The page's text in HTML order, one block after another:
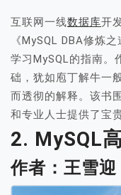
互联网一线数据库开
《MySQL DBA修炼
学习MySQL的指南。
础，犹如庖丁解牛一
而透彻的解释。该书
和专业人士提供了宝
2. MySQL
作者：王雪迎